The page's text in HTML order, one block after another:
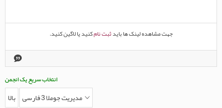
جهت مشاهده لینک ها بایدثبت نامکنید یا لاگین کنید.
انتخاب سریع یک انجمن
مدیریت جوملا 3 فارسی
بالا